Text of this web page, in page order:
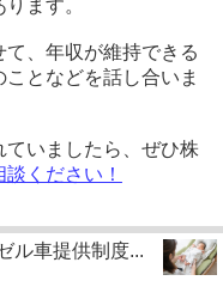
ます。
、年収が維持できる
となどを話し合いま
ていましたら、ぜひ株
談ください！
ル車提供制度...